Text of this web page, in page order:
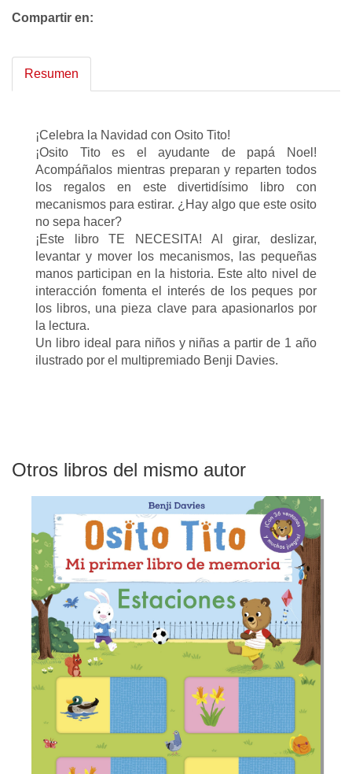
Compartir en:
Resumen
¡Celebra la Navidad con Osito Tito!
¡Osito Tito es el ayudante de papá Noel!
Acompáñalos mientras preparan y reparten todos
los regalos en este divertidísimo libro con
mecanismos para estirar. ¿Hay algo que este osito
no sepa hacer?
¡Este libro TE NECESITA! Al girar, deslizar,
levantar y mover los mecanismos, las pequeñas
manos participan en la historia. Este alto nivel de
interacción fomenta el interés de los peques por
los libros, una pieza clave para apasionarlos por
la lectura.
Un libro ideal para niños y niñas a partir de 1 año
ilustrado por el multipremiado Benji Davies.
Otros libros del mismo autor